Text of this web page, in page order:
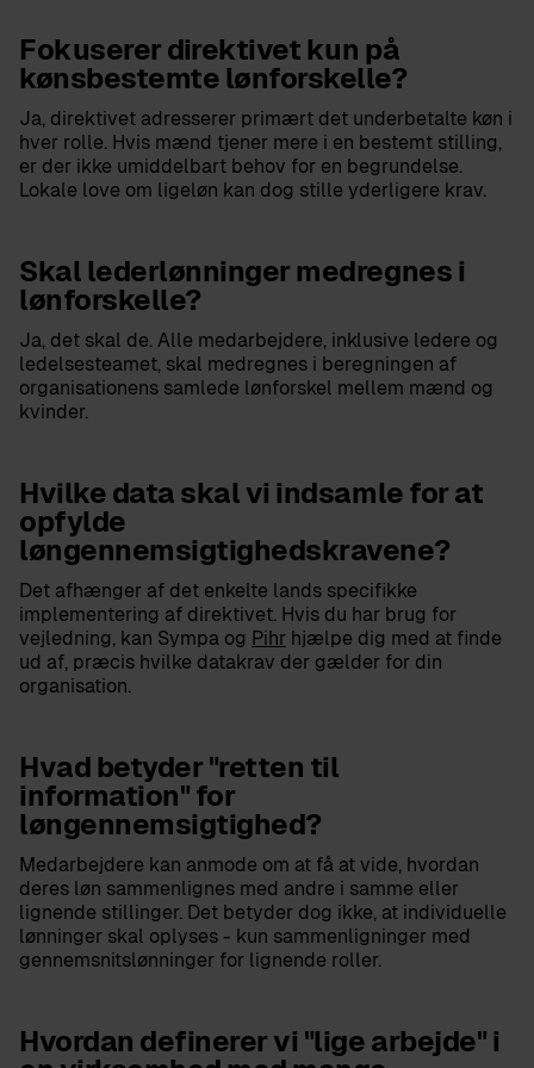
Fokuserer direktivet kun på
kønsbestemte lønforskelle?
Ja, direktivet adresserer primært det underbetalte køn i
hver rolle. Hvis mænd tjener mere i en bestemt stilling,
er der ikke umiddelbart behov for en begrundelse.
Lokale love om ligeløn kan dog stille yderligere krav.
Skal lederlønninger medregnes i
lønforskelle?
Ja, det skal de. Alle medarbejdere, inklusive ledere og
ledelsesteamet, skal medregnes i beregningen af
organisationens samlede lønforskel mellem mænd og
kvinder.
Hvilke data skal vi indsamle for at
opfylde
løngennemsigtighedskravene?
Det afhænger af det enkelte lands specifikke
implementering af direktivet. Hvis du har brug for
vejledning, kan Sympa og Pihr hjælpe dig med at finde
ud af, præcis hvilke datakrav der gælder for din
organisation.
Hvad betyder "retten til
information" for
løngennemsigtighed?
Medarbejdere kan anmode om at få at vide, hvordan
deres løn sammenlignes med andre i samme eller
lignende stillinger. Det betyder dog ikke, at individuelle
lønninger skal oplyses - kun sammenligninger med
gennemsnitslønninger for lignende roller.
Hvordan definerer vi "lige arbejde" i